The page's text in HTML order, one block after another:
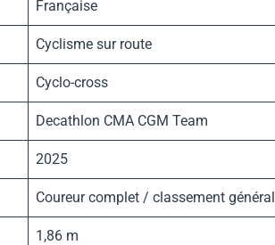
Française
Cyclisme sur route
Cyclo-cross
Decathlon CMA CGM Team
2025
Coureur complet / classement général
1,86 m